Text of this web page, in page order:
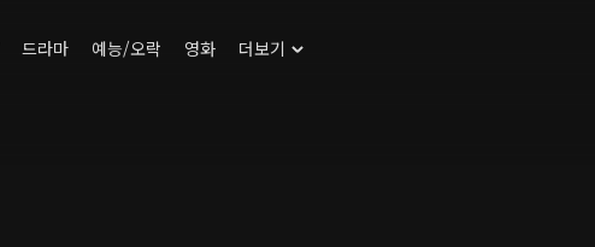
드라마 예능/오락 영화 더보기